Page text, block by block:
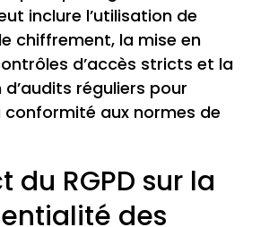
inclure l’utilisation de
chiffrement, la mise en
d’accès stricts et la
réguliers pour
aux normes de
du RGPD sur la
des